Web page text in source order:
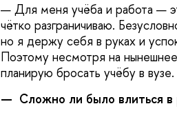
— Для меня учёба и работа —
чётко разграничиваю.
но я держу себя в руках и
Поэтому несмотря на
планирую бросать учёбу в вузе.
— Сложно ли было влиться в